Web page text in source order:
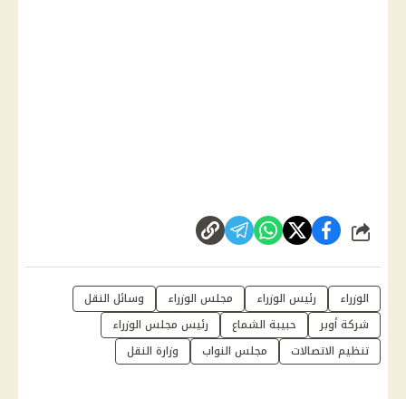
شارك
الوزراء رئيس الوزراء مجلس الوزراء
وسائل النقل
شركة أوبر
حبيبة الشماع
رئيس مجلس الوزراء
تنظيم الاتصالات
مجلس النواب وزارة النقل